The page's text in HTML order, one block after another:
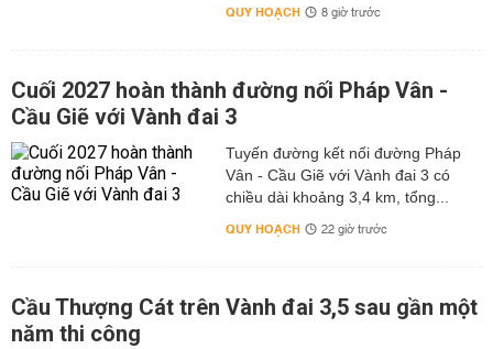
QUY HOẠCH 8 giờ trước
Cuối 2027 hoàn thành đường nối Pháp Vân -
Cầu Giẽ với Vành đai 3
Tuyến đường kết nối đường Pháp
Vân - Cầu Giẽ với Vành đai 3 có
chiều dài khoảng 3,4 km, tổng...
QUY HOẠCH 22 giờ trước
Cầu Thượng Cát trên Vành đai 3,5 sau gần một
năm thi công